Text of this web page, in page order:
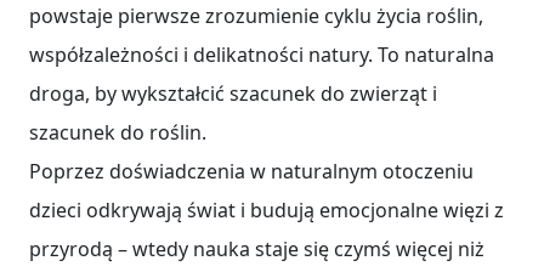
powstaje pierwsze zrozumienie cyklu życia roślin,
współzależności i delikatności natury. To naturalna
droga, by wykształcić szacunek do zwierząt i
szacunek do roślin.
Poprzez doświadczenia w naturalnym otoczeniu
dzieci odkrywają świat i budują emocjonalne więzi z
przyrodą – wtedy nauka staje się czymś więcej niż